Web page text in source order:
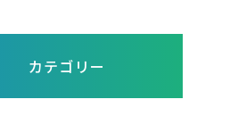
カテゴリー